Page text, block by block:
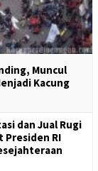
Muncul
Kacung
dan Jual Rugi
Presiden RI